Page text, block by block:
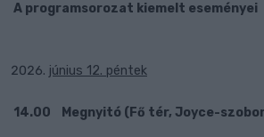
A programsorozat kiemelt eseményei
június 12. péntek
14.00 Megnyitó (Fő tér, Joyce-